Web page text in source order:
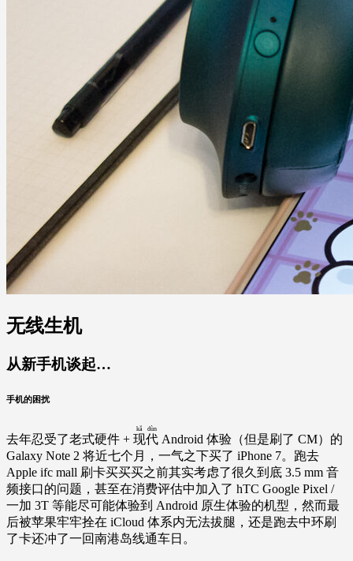
无线生机
从新手机谈起…
手机的困扰
去年忍受了老式硬件 + 现
kǎ
代
dùn
Android 体验（但是刷了 CM）的
Galaxy Note 2 将近七个月，一气之下买了 iPhone 7。跑去
Apple ifc mall 刷卡买买买之前其实考虑了很久到底 3.5 mm 音
频接口的问题，甚至在消费评估中加入了 hTC Google Pixel /
一加 3T 等能尽可能体验到 Android 原生体验的机型，然而最
后被苹果牢牢拴在 iCloud 体系内无法拔腿，还是跑去中环刷
了卡还冲了一回南港岛线通车日。